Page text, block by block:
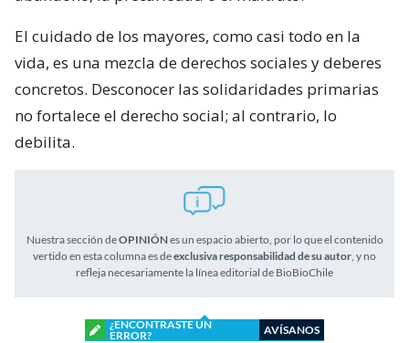
El cuidado de los mayores, como casi todo en la
vida, es una mezcla de derechos sociales y deberes
concretos. Desconocer las solidaridades primarias
no fortalece el derecho social; al contrario, lo
debilita.
Nuestra sección deOPINIÓNes un espacio abierto, por lo que el contenido
vertido en esta columna es deexclusiva responsabilidad de su autor , y no
refleja necesariamente la línea editorial de BioBioChile
¿ENCONTRASTE UN
ERROR?
AVÍSANOS